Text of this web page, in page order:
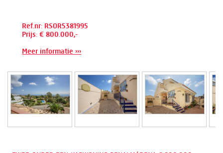
Ref.nr: RSOR5381995
Prijs: € 800.000,-
Meer informatie ›››